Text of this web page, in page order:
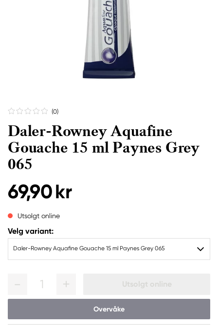
(0)
Daler-Rowney Aquafine
Gouache 15 ml Paynes Grey
065
69,90 kr
Utsolgt online
Velg variant:
Daler-Rowney Aquafine Gouache 15 ml Paynes Grey 065
1 Utsolgt online
Overvåke